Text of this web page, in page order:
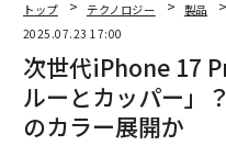
トップ テクノロジー 製品
2025.07.23 17:00
次世代iPhone 17
ルーとカッパー」
のカラー展開か